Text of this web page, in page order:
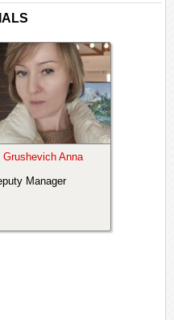
Grushevich Anna
Manager